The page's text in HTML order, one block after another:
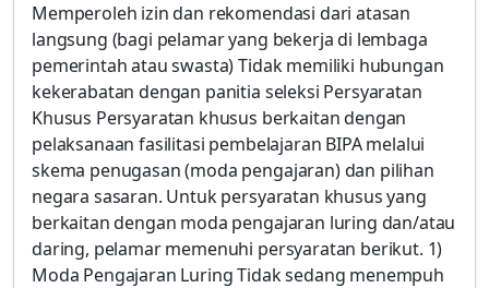
Memperoleh izin dan rekomendasi dari atasan
langsung (bagi pelamar yang bekerja di lembaga
pemerintah atau swasta) Tidak memiliki hubungan
kekerabatan dengan panitia seleksi Persyaratan
Khusus Persyaratan khusus berkaitan dengan
pelaksanaan fasilitasi pembelajaran BIPA melalui
skema penugasan (moda pengajaran) dan pilihan
negara sasaran. Untuk persyaratan khusus yang
berkaitan dengan moda pengajaran luring dan/atau
daring, pelamar memenuhi persyaratan berikut. 1)
Moda Pengajaran Luring Tidak sedang menempuh